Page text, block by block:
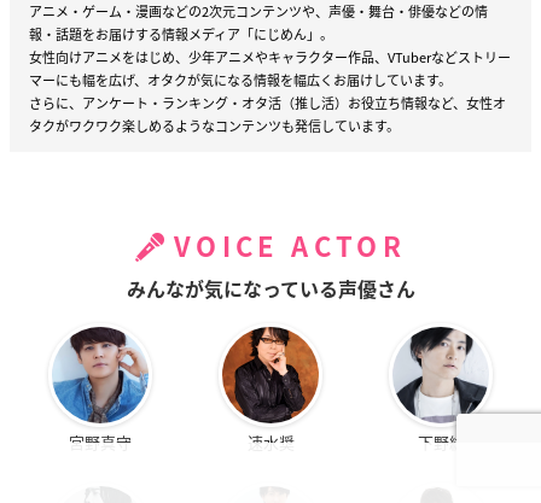
アニメ・ゲーム・漫画などの2次元コンテンツや、声優・舞台・俳優などの情
報・話題をお届けする情報メディア「にじめん」。
女性向けアニメをはじめ、少年アニメやキャラクター作品、VTuberなどストリー
マーにも幅を広げ、オタクが気になる情報を幅広くお届けしています。
さらに、アンケート・ランキング・オタ活（推し活）お役立ち情報など、女性オ
タクがワクワク楽しめるようなコンテンツも発信しています。
VOICE ACTOR
みんなが気になっている声優さん
宮野真守 速水奨 下野紘